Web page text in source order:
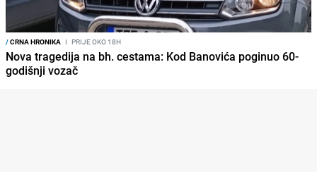
/CRNA HRONIKA I PRIJE OKO 18H
Nova tragedija na bh. cestama: Kod Banovića poginuo 60-
godišnji vozač